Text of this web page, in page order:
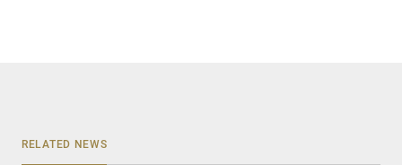
RELATED NEWS